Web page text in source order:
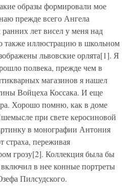
образы формировали мое
прежде всего Ангела
лет висел у меня над
также иллюстрацию в школьном
львовские орлята[1]. Я
полвека, прежде чем в
магазинов я нашел
Войцеха Коссака. И еще
Хорошо помню, как в доме
при свете керосиновой
в монографии Антония
страха, переживая
грозу[2]. Коллекция была бы
в нее конные портреты
Пилсудского.